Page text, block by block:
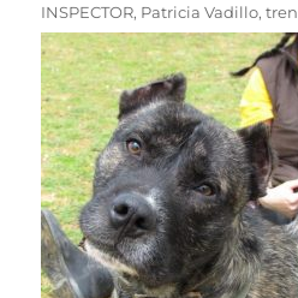
el
INSPECTOR, Patricia Vadillo,tren